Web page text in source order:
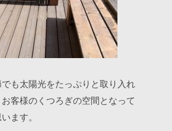
も太陽光をたっぷりと取り入れ
客様のくつろぎの空間となって
ます。